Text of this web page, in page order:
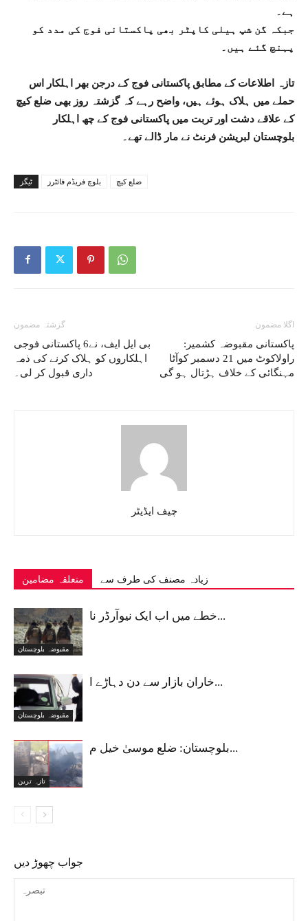
ہے۔
جبکہ گن شپ ہیلی کاپٹر بھی پاکستانی فوج کی مدد کو
پہنچ گئے ہیں۔
تازہ اطلاعات کے مطابق پاکستانی فوج کے درجن بھر اہلکار اس
حملے میں ہلاک ہوئے ہیں، واضح رہے کہ گزشتہ روز بھی ضلع کیچ
کے علاقے دشت اور تربت میں پاکستانی فوج کے چھ اہلکار
بلوچستان لبریشن فرنٹ نے مار ڈالے تھے۔
ٹیگز بلوچ فریڈم فائٹرز ضلع کیچ
گزشتہ مضمون
بی ایل ایف، نے6 پاکستانی فوجی
اہلکاروں کو ہلاک کرنے کی ذمہ
داری قبول کر لی۔
اگلا مضمون
پاکستانی مقبوضہ کشمیر:
راولاکوٹ میں 21 دسمبر کوآٹا
مہنگائی کے خلاف ہڑتال ہو گی
چیف ایڈیٹر
متعلقہ مضامین زیادہ مصنف کی طرف سے
مقبوضہ بلوچستان
خطے میں اب ایک نیوآرڈر نا...
مقبوضہ بلوچستان
خاران بازار سے دن دہاڑے ا...
تازہ ترین
بلوچستان: ضلع موسیٰ خیل م...
جواب چھوڑ دیں